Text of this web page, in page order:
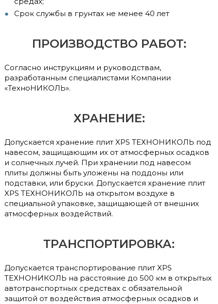
Срок службы в грунтах не менее 40 лет
ПРОИЗВОДСТВО РАБОТ:
Согласно инструкциям и руководствам,
разработанным специалистами Компании
«ТехноНИКОЛЬ».
ХРАНЕНИЕ:
Допускается хранение плит XPS ТЕХНОНИКОЛЬ под
навесом, защищающим их от атмосферных осадков
и солнечных лучей. При хранении под навесом
плиты должны быть уложены на поддоны или
подставки, или бруски. Допускается хранение плит
XPS ТЕХНОНИКОЛЬ на открытом воздухе в
специальной упаковке, защищающей от внешних
атмосферных воздействий.
ТРАНСПОРТИРОВКА:
Допускается транспортирование плит XPS
ТЕХНОНИКОЛЬ на расстояние до 500 км в открытых
автотранспортных средствах с обязательной
защитой от воздействия атмосферных осадков и